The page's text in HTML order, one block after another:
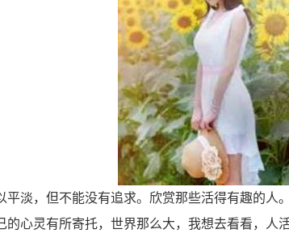
平淡，但不能没有追求。欣赏那些活得有趣的人
的心灵有所寄托，世界那么大，我想去看看，人